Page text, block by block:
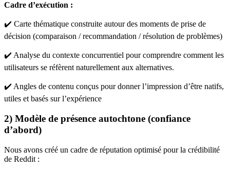
Cadre d’exécution :
✔️ Carte thématique construite autour des moments de prise de
décision (comparaison / recommandation / résolution de problèmes)
✔️ Analyse du contexte concurrentiel pour comprendre comment les
utilisateurs se réfèrent naturellement aux alternatives.
✔️ Angles de contenu conçus pour donner l’impression d’être natifs,
utiles et basés sur l’expérience
2) Modèle de présence autochtone (confiance
d’abord)
Nous avons créé un cadre de réputation optimisé pour la crédibilité
de Reddit :